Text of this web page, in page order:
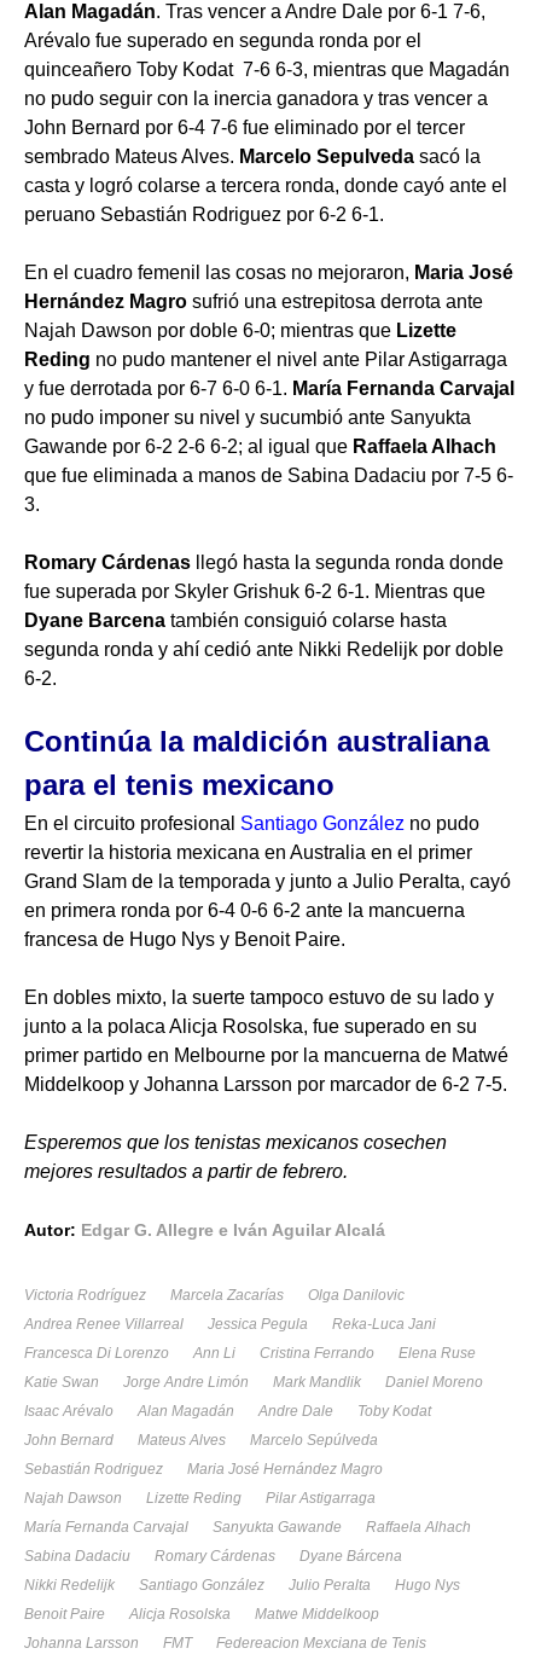
Alan Magadán. Tras vencer a Andre Dale por 6-1 7-6,
Arévalo fue superado en segunda ronda por el
quinceañero Toby Kodat 7-6 6-3, mientras que Magadán
no pudo seguir con la inercia ganadora y tras vencer a
John Bernard por 6-4 7-6 fue eliminado por el tercer
sembrado Mateus Alves. Marcelo Sepulveda sacó la
casta y logró colarse a tercera ronda, donde cayó ante el
peruano Sebastián Rodriguez por 6-2 6-1.
En el cuadro femenil las cosas no mejoraron, Maria José
Hernández Magro sufrió una estrepitosa derrota ante
Najah Dawson por doble 6-0; mientras que Lizette
Reding no pudo mantener el nivel ante Pilar Astigarraga
y fue derrotada por 6-7 6-0 6-1. María Fernanda Carvajal
no pudo imponer su nivel y sucumbió ante Sanyukta
Gawande por 6-2 2-6 6-2; al igual que Raffaela Alhach
que fue eliminada a manos de Sabina Dadaciu por 7-5 6-
3.
Romary Cárdenas llegó hasta la segunda ronda donde
fue superada por Skyler Grishuk 6-2 6-1. Mientras que
Dyane Barcena también consiguió colarse hasta
segunda ronda y ahí cedió ante Nikki Redelijk por doble
6-2.
Continúa la maldición australiana
para el tenis mexicano
En el circuito profesional Santiago González no pudo
revertir la historia mexicana en Australia en el primer
Grand Slam de la temporada y junto a Julio Peralta, cayó
en primera ronda por 6-4 0-6 6-2 ante la mancuerna
francesa de Hugo Nys y Benoit Paire.
En dobles mixto, la suerte tampoco estuvo de su lado y
junto a la polaca Alicja Rosolska, fue superado en su
primer partido en Melbourne por la mancuerna de Matwé
Middelkoop y Johanna Larsson por marcador de 6-2 7-5.
Esperemos que los tenistas mexicanos cosechen
mejores resultados a partir de febrero.
Autor: Edgar G. Allegre e Iván Aguilar Alcalá
Victoria Rodríguez Marcela Zacarías
Olga Danilovic
Andrea Renee Villarreal
Jessica Pegula
Reka-Luca Jani
Francesca Di Lorenzo
Ann Li Cristina Ferrando
Elena Ruse
Katie Swan
Jorge Andre Limón Mark Mandlik
Daniel Moreno
Isaac Arévalo
Alan Magadán Andre Dale
Toby Kodat
John Bernard
Mateus Alves
Marcelo Sepúlveda
Sebastián Rodriguez
Maria José Hernández Magro
Najah Dawson
Lizette Reding
Pilar Astigarraga
María Fernanda Carvajal
Sanyukta Gawande
Raffaela Alhach
Sabina Dadaciu
Romary Cárdenas
Dyane Bárcena
Nikki Redelijk
Santiago González Julio Peralta
Hugo Nys
Benoit Paire
Alicja Rosolska
Matwe Middelkoop
Johanna Larsson
FMT Federeacion Mexciana de Tenis